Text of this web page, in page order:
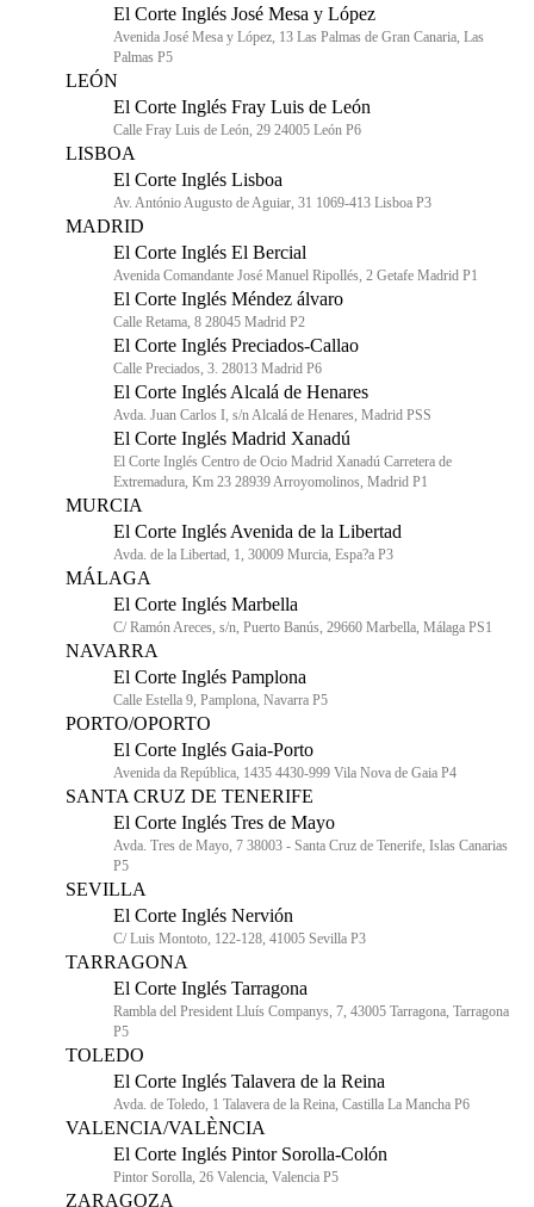
El Corte Inglés José Mesa y López
Avenida José Mesa y López, 13 Las Palmas de Gran Canaria, Las
Palmas P5
LEÓN
El Corte Inglés Fray Luis de León
Calle Fray Luis de León, 29 24005 León P6
LISBOA
El Corte Inglés Lisboa
Av. António Augusto de Aguiar, 31 1069-413 Lisboa P3
MADRID
El Corte Inglés El Bercial
Avenida Comandante José Manuel Ripollés, 2 Getafe Madrid P1
El Corte Inglés Méndez álvaro
Calle Retama, 8 28045 Madrid P2
El Corte Inglés Preciados-Callao
Calle Preciados, 3. 28013 Madrid P6
El Corte Inglés Alcalá de Henares
Avda. Juan Carlos I, s/n Alcalá de Henares, Madrid PSS
El Corte Inglés Madrid Xanadú
El Corte Inglés Centro de Ocio Madrid Xanadú Carretera de
Extremadura, Km 23 28939 Arroyomolinos, Madrid P1
MURCIA
El Corte Inglés Avenida de la Libertad
Avda. de la Libertad, 1, 30009 Murcia, Espa?a P3
MÁLAGA
El Corte Inglés Marbella
C/ Ramón Areces, s/n, Puerto Banús, 29660 Marbella, Málaga PS1
NAVARRA
El Corte Inglés Pamplona
Calle Estella 9, Pamplona, Navarra P5
PORTO/OPORTO
El Corte Inglés Gaia-Porto
Avenida da República, 1435 4430-999 Vila Nova de Gaia P4
SANTA CRUZ DE TENERIFE
El Corte Inglés Tres de Mayo
Avda. Tres de Mayo, 7 38003 - Santa Cruz de Tenerife, Islas Canarias
P5
SEVILLA
El Corte Inglés Nervión
C/ Luis Montoto, 122-128, 41005 Sevilla P3
TARRAGONA
El Corte Inglés Tarragona
Rambla del President Lluís Companys, 7, 43005 Tarragona, Tarragona
P5
TOLEDO
El Corte Inglés Talavera de la Reina
Avda. de Toledo, 1 Talavera de la Reina, Castilla La Mancha P6
VALENCIA/VALÈNCIA
El Corte Inglés Pintor Sorolla-Colón
Pintor Sorolla, 26 Valencia, Valencia P5
ZARAGOZA